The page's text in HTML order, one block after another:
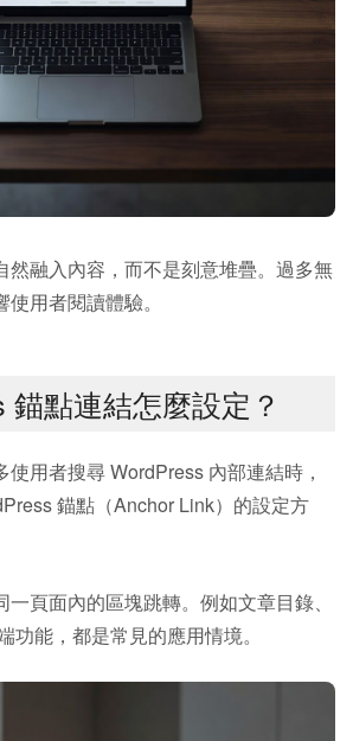
然融入內容，而不是刻意堆疊。過多無
用者閱讀體驗。
錨點連結怎麼設定？
用者搜尋 WordPress 內部連結時，
錨點（Anchor Link）的設定方
頁面內的區塊跳轉。例如文章目錄、
功能，都是常見的應用情境。